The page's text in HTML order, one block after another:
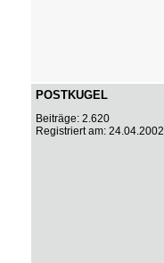
POSTKUGEL
Beiträge: 2.620
Registriert am: 24.04.2002